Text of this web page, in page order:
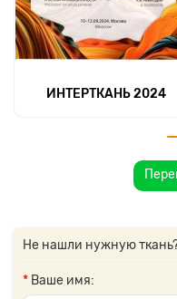
ИНТЕРТКАНЬ 2024
Не нашли нужную
Ваше имя: